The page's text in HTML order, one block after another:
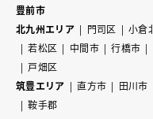
豊前市
北九州エリア
門司区 小倉
若松区
中間市 行橋市
戸畑区
筑豊エリア
直方市 田川市
鞍手郡